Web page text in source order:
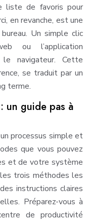
liste de favoris pour
en revanche, est une
Un simple clic
ou l’application
le navigateur. Cette
se traduit par un
terme.
un guide pas à
processus simple et
que vous pouvez
et de votre système
trois méthodes les
instructions claires
Préparez-vous à
de productivité